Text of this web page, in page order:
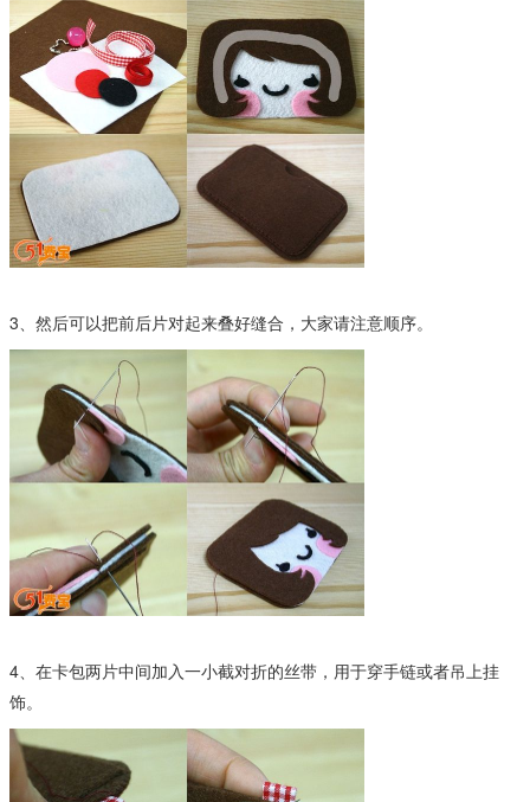
3、然后可以把前后片对起来叠好缝合，大家请注意顺序。
4、在卡包两片中间加入一小截对折的丝带，用于穿手链或者吊上挂
饰。